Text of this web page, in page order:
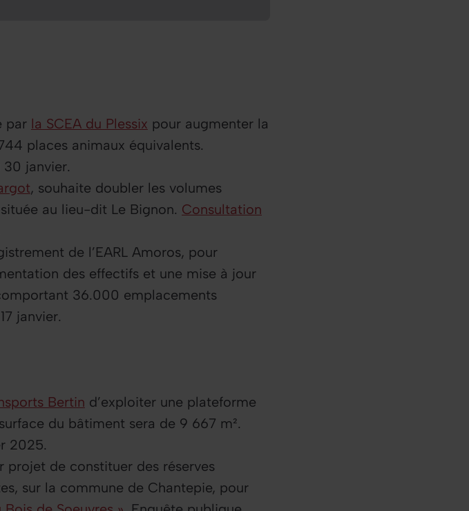
par la SCEA du Plessix pour augmenter la
places animaux équivalents.
janvier.
, souhaite doubler les volumes
au lieu-dit Le Bignon. Consultation
de l’EARL Amoros, pour
des effectifs et une mise à jour
36.000 emplacements
janvier.
Bertin d’exploiter une plateforme
du bâtiment sera de 9 667 m².
2025.
projet de constituer des réserves
sur la commune de Chantepie, pour